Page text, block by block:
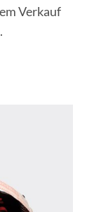
Verkauf